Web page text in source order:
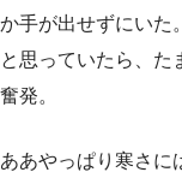
か手が出せずにいた
と思っていたら、た
奮発。
ああやっぱり寒さに